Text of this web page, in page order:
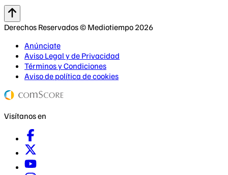
Derechos Reservados © Mediotiempo 2026
Anúnciate
Aviso Legal y de Privacidad
Términos y Condiciones
Aviso de política de cookies
Visítanos en